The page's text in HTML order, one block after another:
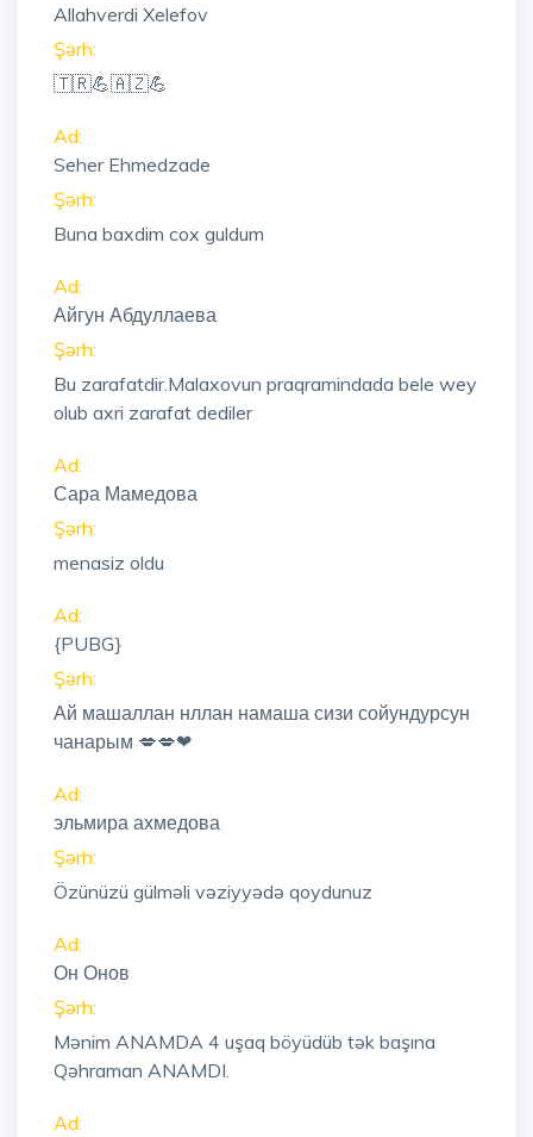
Allahverdi Xelefov
Şərh:
🇹🇷💪🇦🇿💪
Ad:
Seher Ehmedzade
Şərh:
Buna baxdim cox guldum
Ad:
Айгун Абдуллаева
Şərh:
Bu zarafatdir.Malaxovun praqramindada bele wey
olub axri zarafat dediler
Ad:
Сара Мамедова
Şərh:
menasiz oldu
Ad:
{PUBG}
Şərh:
Ай машаллан нллан намаша сизи сойундурсун
чанарым 💋💋❤
Ad:
эльмира ахмедова
Şərh:
Özünüzü gülməli vəziyyədə qoydunuz
Ad:
Он Онов
Şərh:
Mənim ANAMDA 4 uşaq böyüdüb tək başına
Qəhraman ANAMDI.
Ad: